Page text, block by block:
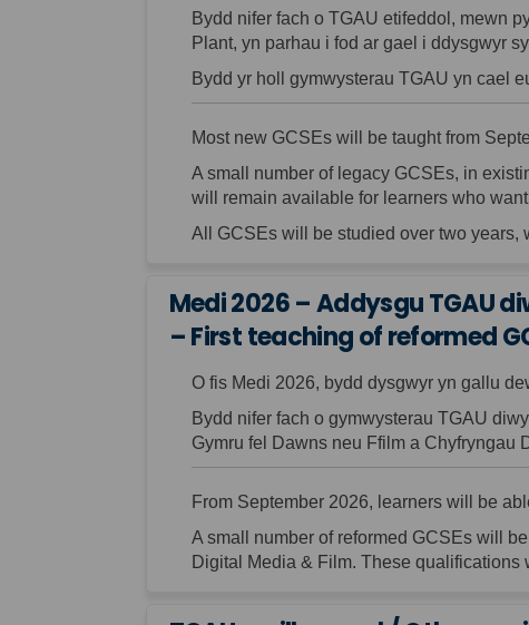
Bydd nifer fach o TGAU etifeddol , mewn
Plant, yn parhau i fod ar gael i ddysgwyr
Bydd yr holl gymwysterau TGAU yn cael
Most newGCSEs will be taught from
A small number of legacy GCSEs, in
will remain available for learners who
All GCSEs will be studied over two years,
Medi 2026 – Addysgu TGAU
– First teaching of reformed
O fis Medi 2026, bydd dysgwyr yn gallu
Bydd nifer fach o gymwysterau TGAU
Gymru fel Dawns neu Ffilm a Chyfryngau
From September 2026, learners will be
A small number of reformed GCSEs will be
Digital Media & Film. These qualifications